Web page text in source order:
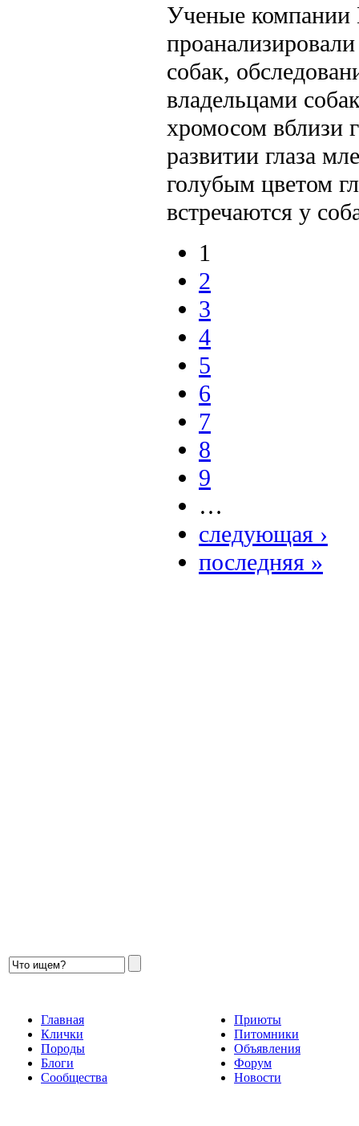
Ученые компании
собак,
владельцами
хромосом вблизи
развитии глаза
голубым цветом
встречаются у
1
2
3
4
5
6
7
8
9
…
следующая ›
последняя »
Главная
Клички
Породы
Блоги
Сообщества
Приюты
Питомники
Объявления
Форум
Новости